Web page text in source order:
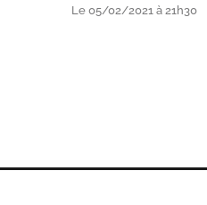
Le 05/02/2021 à 21h30